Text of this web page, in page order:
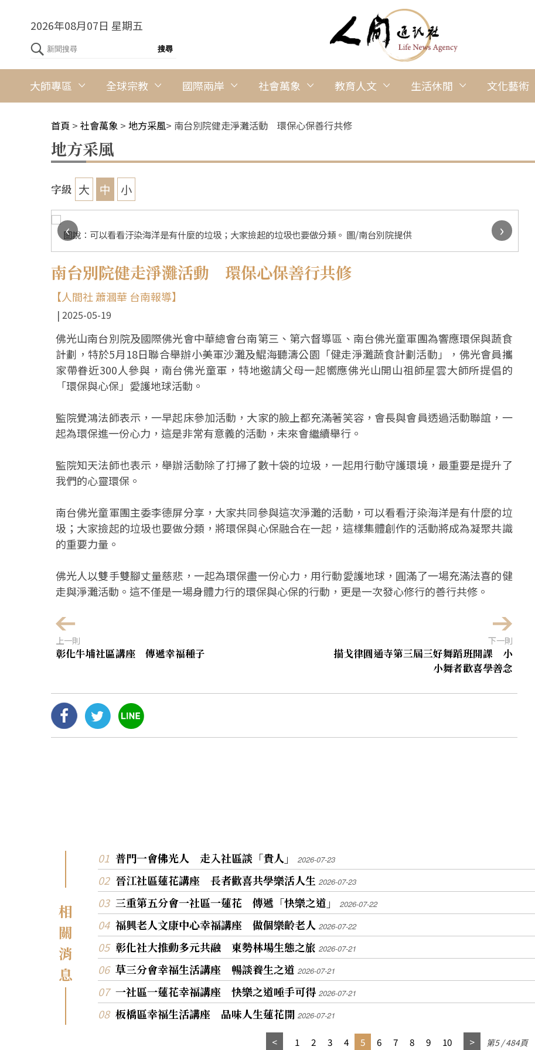
2026年08月07日 星期五
大師專區 全球宗教 國際兩岸 社會萬象 教育人文 生活休閒 文化藝術
首頁 > 社會萬象 > 地方采風> 南台別院健走淨灘活動 環保心保善行共修
地方采風
字級 大 中 小
圖說：可以看看汙染海洋是有什麼的垃圾；大家撿起的垃圾也要做分類。 圖/南台別院提供
‹
›
南台別院健走淨灘活動 環保心保善行共修
【人間社 蕭漍華 台南報導】
2025-05-19
佛光山南台別院及國際佛光會中華總會台南第三、第六督導區、南台佛光童軍團為響應環保與蔬食
計劃，特於5月18日聯合舉辦小美軍沙灘及鯤海聽濤公園「健走淨灘蔬食計劃活動」，佛光會員攜
家帶眷近300人參與，南台佛光童軍，特地邀請父母一起嚮應佛光山開山祖師星雲大師所提倡的
「環保與心保」愛護地球活動。
監院覺鴻法師表示，一早起床參加活動，大家的臉上都充滿著笑容，會長與會員透過活動聯誼，一
起為環保進一份心力，這是非常有意義的活動，未來會繼續舉行。
監院知天法師也表示，舉辦活動除了打掃了數十袋的垃圾，一起用行動守護環境，最重要是提升了
我們的心靈環保。
南台佛光童軍團主委李德屏分享，大家共同參與這次淨灘的活動，可以看看汙染海洋是有什麼的垃
圾；大家撿起的垃圾也要做分類，將環保與心保融合在一起，這樣集體創作的活動將成為凝聚共識
的重要力量。
佛光人以雙手雙腳丈量慈悲，一起為環保盡一份心力，用行動愛護地球，圓滿了一場充滿法喜的健
走與淨灘活動。這不僅是一場身體力行的環保與心保的行動，更是一次發心修行的善行共修。
上一則
彰化牛埔社區講座 傳遞幸福種子
下一則
描戈律圓通寺第三屆三好舞蹈班開課 小
小舞者歡喜學善念
相
關
消
息
普門一會佛光人 走入社區談「貴人」 2026-07-23
晉江社區蓮花講座 長者歡喜共學樂活人生 2026-07-23
三重第五分會一社區一蓮花 傳遞「快樂之道」 2026-07-22
福興老人文康中心幸福講座 做個樂齡老人 2026-07-22
彰化社大推動多元共融 東勢林場生態之旅 2026-07-21
草三分會幸福生活講座 暢談養生之道 2026-07-21
一社區一蓮花幸福講座 快樂之道唾手可得 2026-07-21
板橋區幸福生活講座 品味人生蓮花開 2026-07-21
1 2 3 4 5 6 7 8 9 10 第5 / 484頁